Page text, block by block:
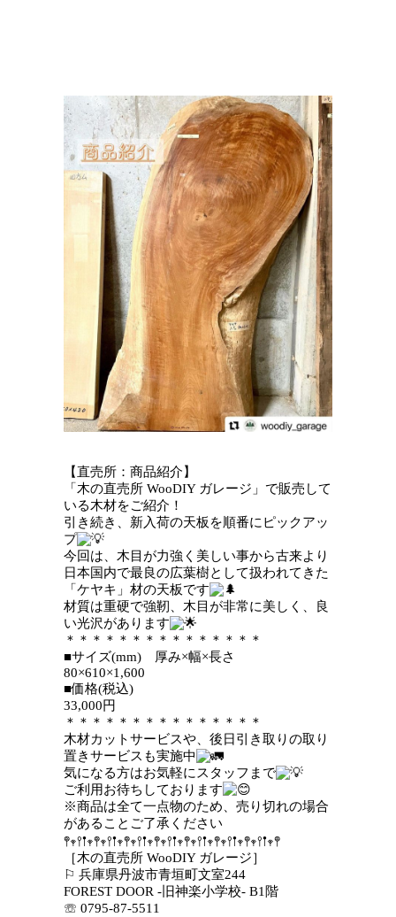
【直売所：商品紹介】
「木の直売所 WooDIY ガレージ」で販売して
いる木材をご紹介！
引き続き、新入荷の天板を順番にピックアッ
プ
今回は、木目が力強く美しい事から古来より
日本国内で最良の広葉樹として扱われてきた
「ケヤキ」材の天板です
材質は重硬で強靭、木目が非常に美しく、良
い光沢があります
＊＊＊＊＊＊＊＊＊＊＊＊＊＊＊
■サイズ(mm) 厚み×幅×長さ
80×610×1,600
■価格(税込)
33,000円
＊＊＊＊＊＊＊＊＊＊＊＊＊＊＊
木材カットサービスや、後日引き取りの取り
置きサービスも実施中
気になる方はお気軽にスタッフまで
ご利用お待ちしております
※商品は全て一点物のため、売り切れの場合
があることご了承ください
𖤣𖥧𖥣𖡡𖥧𖤣𖥧𖥣𖡡𖥧𖤣𖥧𖥣𖡡𖥧𖤣𖥧𖥣𖡡𖥧𖤣𖥧𖥣𖡡𖥧𖤣𖥧𖥣𖡡𖥧𖤣𖥧𖥣𖡡𖥧𖤣
［木の直売所 WooDIY ガレージ］
⚐ 兵庫県丹波市青垣町文室244
FOREST DOOR -旧神楽小学校- B1階
☏ 0795-87-5511